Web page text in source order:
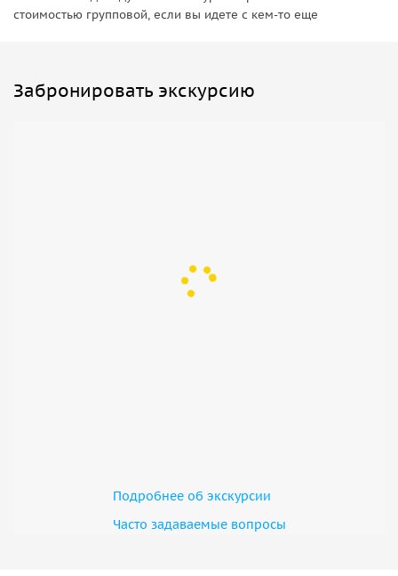
стоимостью групповой, если вы идете с кем-то еще
Забронировать экскурсию
Подробнее об экскурсии
Часто задаваемые вопросы